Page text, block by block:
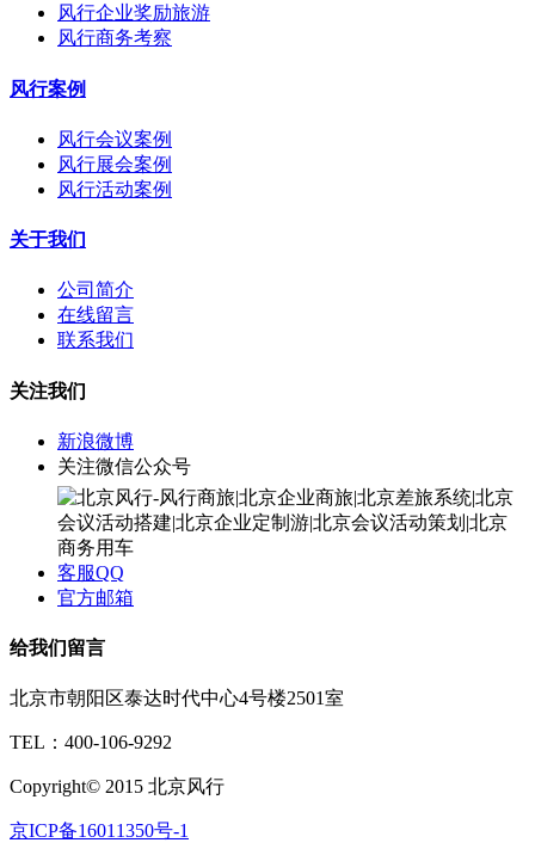
风行企业奖励旅游
风行商务考察
风行案例
风行会议案例
风行展会案例
风行活动案例
关于我们
公司简介
在线留言
联系我们
关注我们
新浪微博
关注微信公众号
客服QQ
官方邮箱
给我们留言
北京市朝阳区泰达时代中心4号楼2501室
TEL：400-106-9292
Copyright© 2015 北京风行
京ICP备16011350号-1